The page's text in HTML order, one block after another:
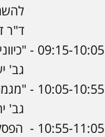
להשתלבות
ד"ר דליה מורג,
09:15-10:05 - "כיווני תעסוקה בעידן הקורונה"
גב' יעל
10:05-10:55 - "מגמות בעולם במקצועות"
גב' יהלי אדמתי,
10:55-11:05 - הפסקה